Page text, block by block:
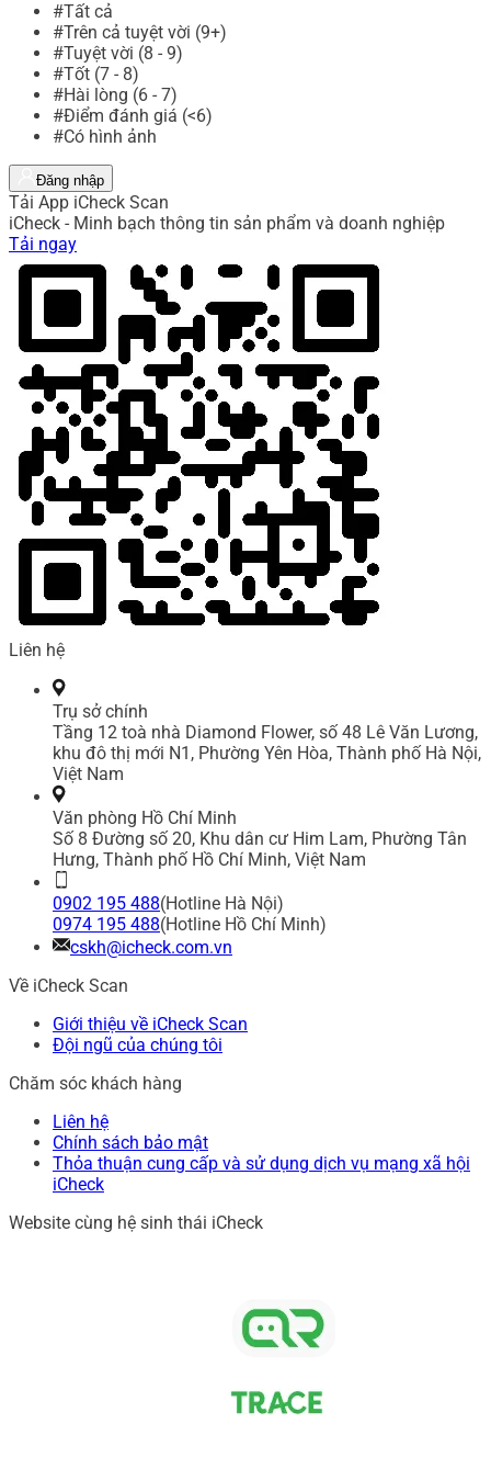
#Tất cả
#Trên cả tuyệt vời (9+)
#Tuyệt vời (8 - 9)
#Tốt (7 - 8)
#Hài lòng (6 - 7)
#Điểm đánh giá (<6)
#Có hình ảnh
Đăng nhập
Tải App iCheck Scan
iCheck - Minh bạch thông tin sản phẩm và doanh nghiệp
Tải ngay
Liên hệ
Trụ sở chính
Tầng 12 toà nhà Diamond Flower, số 48 Lê Văn Lương,
khu đô thị mới N1, Phường Yên Hòa, Thành phố Hà Nội,
Việt Nam
Văn phòng Hồ Chí Minh
Số 8 Đường số 20, Khu dân cư Him Lam, Phường Tân
Hưng, Thành phố Hồ Chí Minh, Việt Nam
0902 195 488(Hotline Hà Nội)
0974 195 488(Hotline Hồ Chí Minh)
cskh@icheck.com.vn
Về iCheck Scan
Giới thiệu về iCheck Scan
Đội ngũ của chúng tôi
Chăm sóc khách hàng
Liên hệ
Chính sách bảo mật
Thỏa thuận cung cấp và sử dụng dịch vụ mạng xã hội
iCheck
Website cùng hệ sinh thái iCheck